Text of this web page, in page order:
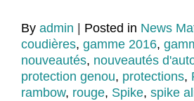
By admin Posted in News
coudières, gamme 2016,
nouveautés, nouveautés
protection genou, protections,
rambow, rouge, Spike, spike